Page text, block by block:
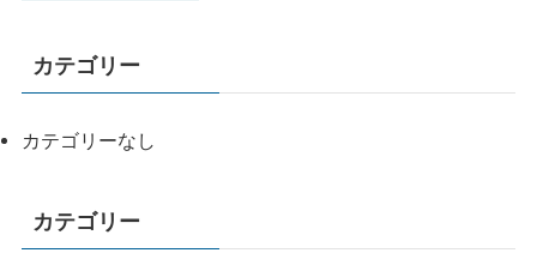
カテゴリー
カテゴリーなし
カテゴリー